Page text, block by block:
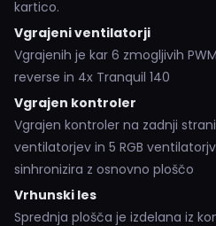
kartico.
Vgrajeni ventilatorji
Vgrajenih je kar 6 zmogljivih
reverse in 4x Tranquil 140
Vgrajen kontroler
Vgrajen kontroler na zadnji
ventilatorjev in 5 RGB
sinhronizira z osnovno ploščo
Vrhunski les
Sprednja plošča je izdelana iz